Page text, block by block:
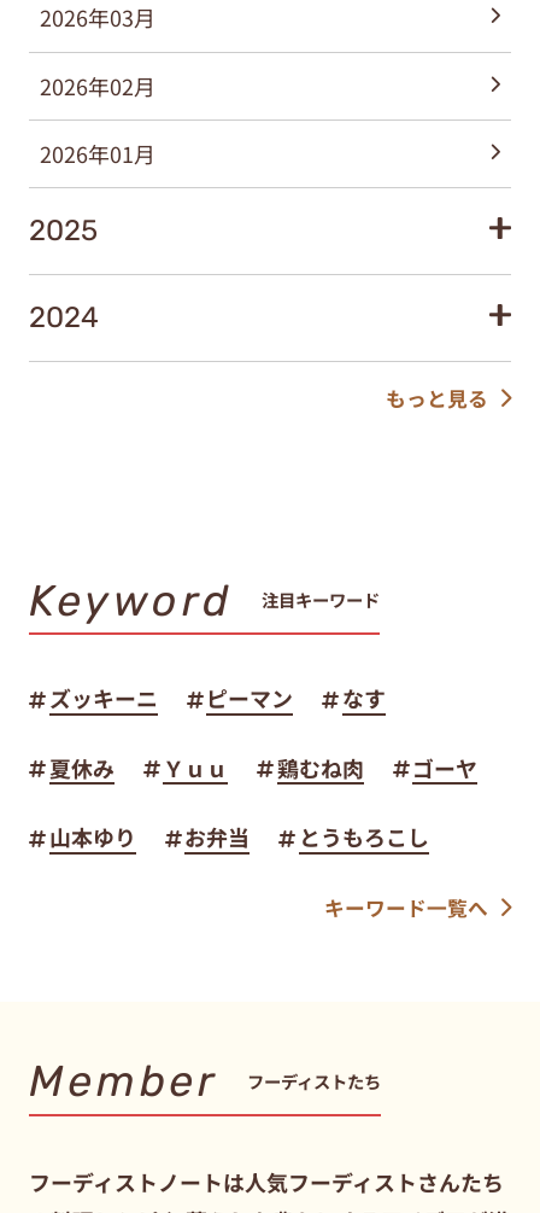
2026年03月
2026年02月
2026年01月
2025
2024
もっと見る
Keyword 注目キーワード
ズッキーニ ピーマン なす
夏休み Ｙｕｕ 鶏むね肉 ゴーヤ
山本ゆり お弁当 とうもろこし
キーワード一覧へ
Member フーディストたち
フーディストノートは人気フーディストさんたち